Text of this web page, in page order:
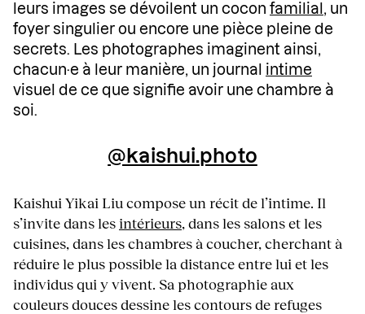
leurs images se dévoilent un cocon familial , un
foyer singulier ou encore une pièce pleine de
secrets. Les photographes imaginent ainsi,
chacun·e à leur manière, un journal intime
visuel de ce que signifie avoir une chambre à
soi.
@kaishui.photo
Kaishui Yikai Liu compose un récit de l’intime. Il
s’invite dans lesintérieurs, dans les salons et les
cuisines, dans les chambres à coucher, cherchant à
réduire le plus possible la distance entre lui et les
individus qui y vivent. Sa photographie aux
couleurs douces dessine les contours de refuges